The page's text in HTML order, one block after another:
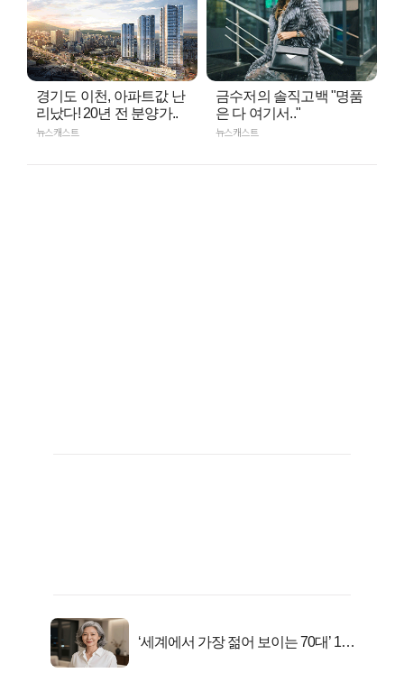
경기도 이천, 아파트값 난
리났다! 20년 전 분양가..
뉴스캐스트
금수저의 솔직고백 "명품
은 다 여기서.."
뉴스캐스트
‘세계에서 가장 젊어 보이는 70대’ 1위